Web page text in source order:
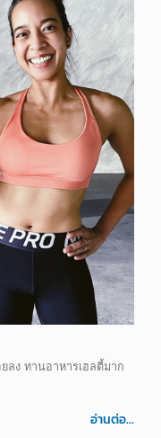
ง ทานอาหารเฮลตี้มาก
อ่านต่อ...